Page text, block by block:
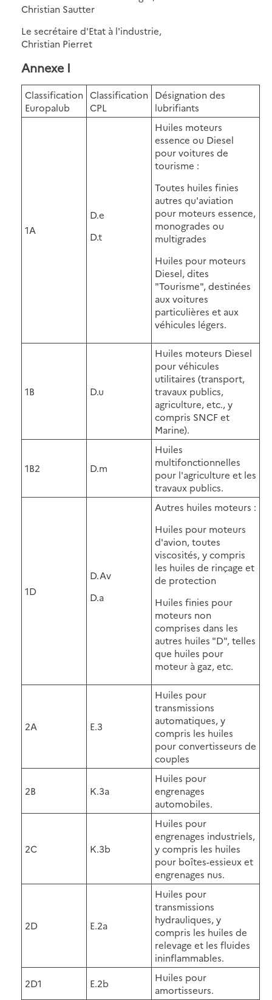
Christian Sautter
Le secrétaire d'Etat à l'industrie,
Christian Pierret
Annexe I
Classification
Europalub
Classification
CPL
Désignation des
lubrifiants
1A
D.e
D.t
Huiles moteurs
essence ou Diesel
pour voitures de
tourisme :
Toutes huiles finies
autres qu'aviation
pour moteurs essence,
monogrades ou
multigrades
Huiles pour moteurs
Diesel, dites
"Tourisme", destinées
aux voitures
particulières et aux
véhicules légers.
1B D.u
Huiles moteurs Diesel
pour véhicules
utilitaires (transport,
travaux publics,
agriculture, etc., y
compris SNCF et
Marine).
1B2 D.m
Huiles
multifonctionnelles
pour l'agriculture et les
travaux publics.
1D
D.Av
D.a
Autres huiles moteurs :
Huiles pour moteurs
d'avion, toutes
viscosités, y compris
les huiles de rinçage et
de protection
Huiles finies pour
moteurs non
comprises dans les
autres huiles "D", telles
que huiles pour
moteur à gaz, etc.
2A E.3
Huiles pour
transmissions
automatiques, y
compris les huiles
pour convertisseurs de
couples
2B K.3a
Huiles pour
engrenages
automobiles.
2C K.3b
Huiles pour
engrenages industriels,
y compris les huiles
pour boîtes-essieux et
engrenages nus.
2D E.2a
Huiles pour
transmissions
hydrauliques, y
compris les huiles de
relevage et les fluides
ininflammables.
2D1
E.2b
Huiles pour
amortisseurs.